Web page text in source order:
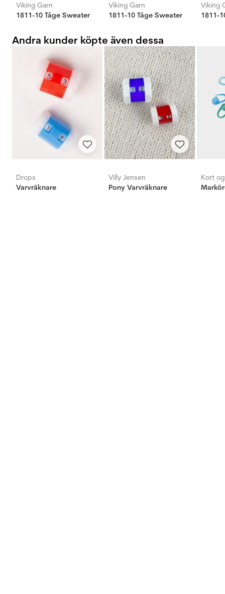
Viking Garn
1811-10 Tåge Sweater
Viking Garn
1811-10 Tåge Sweater
Viking
1811-
Andra kunder köpte även dessa
Drops
Varvräknare
Villy Jensen
Pony Varvräknare
Kort